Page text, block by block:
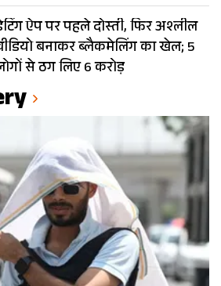
ऐप पर पहले दोस्ती, फिर अश्लील
बनाकर ब्लैकमेलिंग का खेल; 5
से ठग लिए 6 करोड़